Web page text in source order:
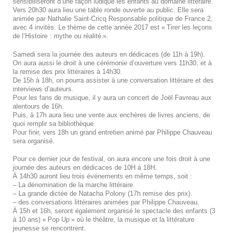
Vers 20h30 aura lieu une table ronde ouverte au public. Elle sera
animée par Nathalie Saint-Cricq Responsable politique de France 2,
avec 4 invités. Le thème de cette année 2017 est « Tirer les leçons
de l’Histoire : mythe ou réalité ».
Samedi sera la journée des auteurs en dédicaces (de 11h à 19h).
On aura aussi le droit à une cérémonie d’ouverture vers 11h30, et à
la remise des prix littéraires à 14h30.
De 15h à 18h, on pourra assister à une conversation littéraire et des
interviews d’auteurs.
Pour les fans de musique, il y aura un concert de Joël Favreau aux
alentours de 16h.
Puis, à 17h aura lieu une vente aux enchères de livres anciens, de
quoi remplir sa bibliothèque.
Pour finir, vers 18h un grand entretien animé par Philippe Chauveau
sera organisé.
Pour ce dernier jour de festival, on aura encore une fois droit à une
journée des auteurs en dédicaces de 10H à 18H.
À 14h30 auront lieu trois événements en même temps, soit :
– La dénomination de la marche littéraire.
– La grande dictée de Natacha Polony (17h remise des prix).
– des conversations littéraires animées par Philippe Chauveau.
À 15h et 16h, seront également organisé le spectacle des enfants (3
à 10 ans) « Pop Up » où le théâtre, la musique et la littérature
jeunesse se rencontrent.